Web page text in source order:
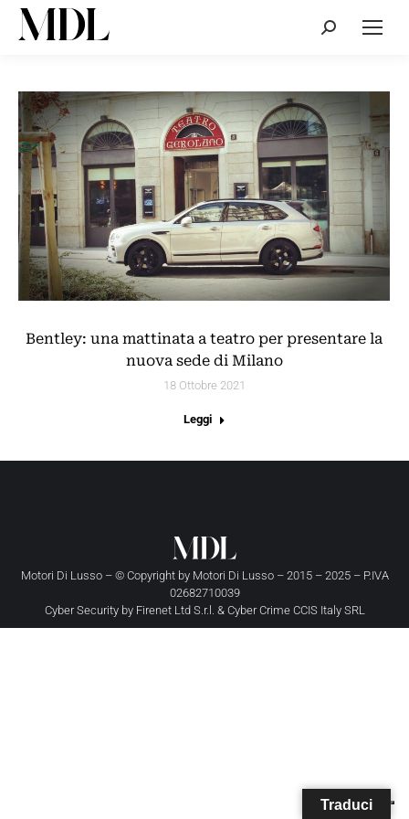
Cerca:
Bentley: una mattinata a teatro per presentare la
nuova sede di Milano
18 Ottobre 2021
Leggi
Motori Di Lusso – © Copyright by Motori Di Lusso– 2015 – 2025 – P.IVA
02682710039
Cyber Security by Firenet Ltd S.r.l. & Cyber Crime CCIS Italy SRL
Traduci